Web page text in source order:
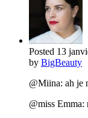
Posted 13
by BigBeauty
@Miina: ah je
@miss Emma: